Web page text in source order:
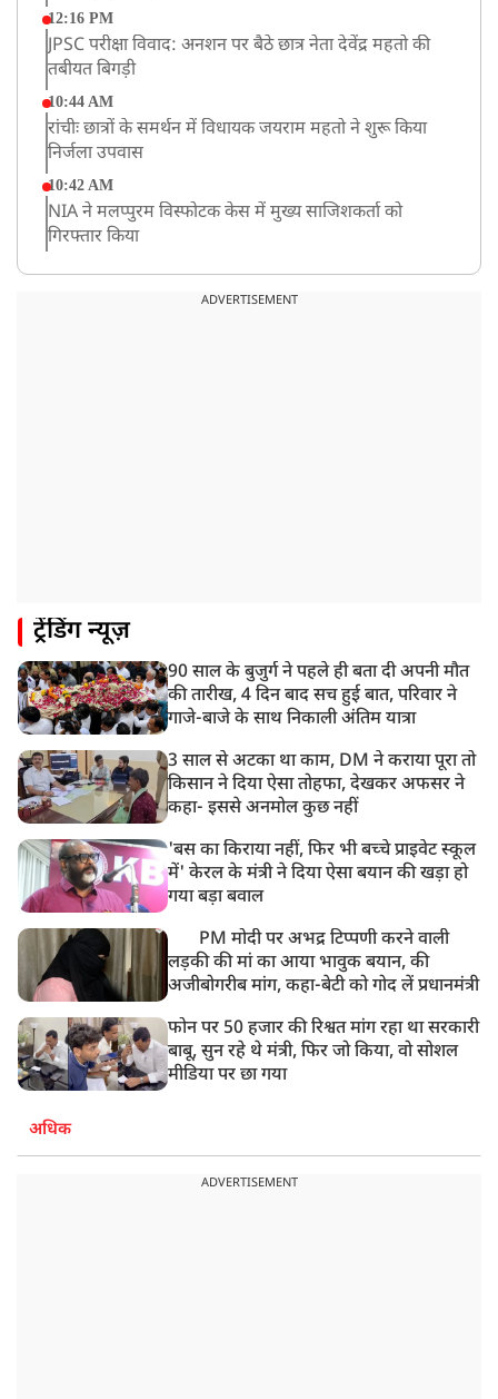
12:16 PM
JPSC परीक्षा विवाद: अनशन पर बैठे छात्र नेता देवेंद्र महतो की
तबीयत बिगड़ी
10:44 AM
रांचीः छात्रों के समर्थन में विधायक जयराम महतो ने शुरू किया
निर्जला उपवास
10:42 AM
NIA ने मलप्पुरम विस्फोटक केस में मुख्य साजिशकर्ता को
गिरफ्तार किया
PM मोदी को आया अमेरिकी उपराष्ट्रपति जेडी वेंस का फोन,
ADVERTISEMENT
ट्रेंडिंग न्यूज़
90 साल के बुजुर्ग ने पहले ही बता दी अपनी मौत
की तारीख, 4 दिन बाद सच हुई बात, परिवार ने
गाजे-बाजे के साथ निकाली अंतिम यात्रा
3 साल से अटका था काम, DM ने कराया पूरा तो
किसान ने दिया ऐसा तोहफा, देखकर अफसर ने
कहा- इससे अनमोल कुछ नहीं
'बस का किराया नहीं, फिर भी बच्चे प्राइवेट स्कूल
में' केरल के मंत्री ने दिया ऐसा बयान की खड़ा हो
गया बड़ा बवाल
PM मोदी पर अभद्र टिप्पणी करने वाली
लड़की की मां का आया भावुक बयान, की
अजीबोगरीब मांग, कहा-बेटी को गोद लें प्रधानमंत्री
फोन पर 50 हजार की रिश्वत मांग रहा था सरकारी
बाबू, सुन रहे थे मंत्री, फिर जो किया, वो सोशल
मीडिया पर छा गया
अधिक
ADVERTISEMENT